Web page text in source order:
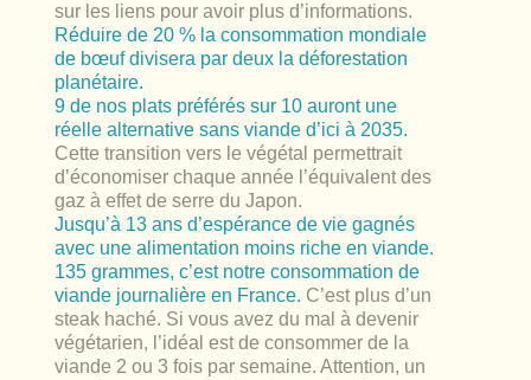
sur les liens pour avoir plus d’informations.
Réduire de 20 % la consommation mondiale
de bœuf divisera par deux la déforestation
planétaire.
9 de nos plats préférés sur 10 auront une
réelle alternative sans viande d’ici à 2035.
Cette transition vers le végétal permettrait
d’économiser chaque année l’équivalent des
gaz à effet de serre du Japon.
Jusqu’à 13 ans d’espérance de vie gagnés
avec une alimentation moins riche en viande.
135 grammes, c’est notre consommation de
viande journalière en France. C’est plus d’un
steak haché. Si vous avez du mal à devenir
végétarien, l’idéal est de consommer de la
viande 2 ou 3 fois par semaine. Attention, un